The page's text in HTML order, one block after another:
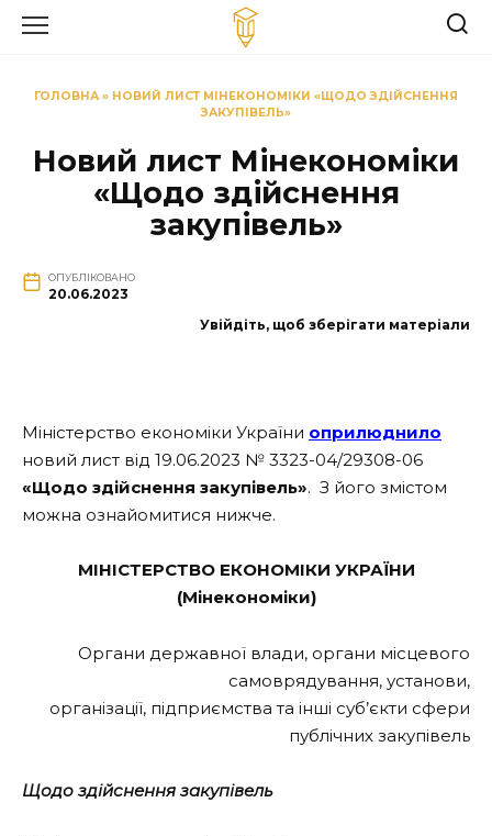
ГОЛОВНА» НОВИЙ ЛИСТ МІНЕКОНОМІКИ «ЩОДО ЗДІЙСНЕННЯ
ЗАКУПІВЕЛЬ»
Новий лист Мінекономіки
«Щодо здійснення
закупівель»
ОПУБЛІКОВАНО
20.06.2023
Увійдіть, щоб зберігати матеріали
Міністерство економіки України оприлюднило
новий лист від 19.06.2023 № 3323-04/29308-06
«Щодо здійснення закупівель». З його змістом
можна ознайомитися нижче.
МІНІСТЕРСТВО ЕКОНОМІКИ УКРАЇНИ
(Мінекономіки)
Органи державної влади, органи місцевого
самоврядування, установи,
організації, підприємства та інші суб’єкти сфери
публічних закупівель
Щодо здійснення закупівель